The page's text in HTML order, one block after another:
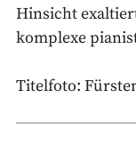
Hinsicht
komplexe
Titelfoto: